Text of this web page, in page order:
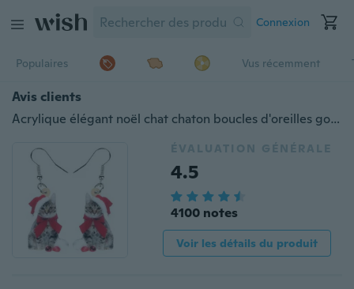
Connexion
Populaires Vus récemment
Avis clients
Acrylique élégant noël chat chaton boucles d'oreilles goutte balancent nouveauté animaux bijoux pour femmes filles enfants charmes cadeau accessoires
ÉVALUATION GÉNÉRALE
4.5
4100 notes
Voir les détails du produit